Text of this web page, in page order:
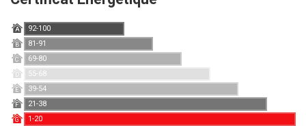
A 92-100
B 81-91
C 69-80
D 55-68
E 39-54
F 21-38
G 1-20